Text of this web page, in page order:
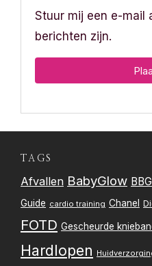
Stuur mij een e-mail
berichten zijn.
TAGS
Afvallen BabyGlow BBG
Guide cardio training Chanel
FOTD Gescheurde
Hardlopen